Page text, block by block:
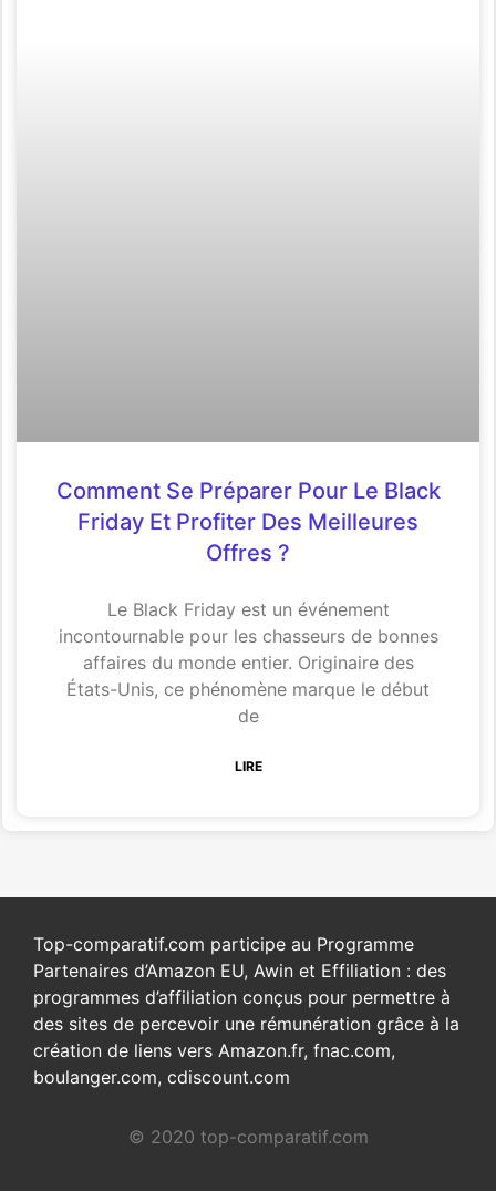
Comment Se Préparer Pour Le Black
Friday Et Profiter Des Meilleures
Offres ?
Le Black Friday est un événement
incontournable pour les chasseurs de bonnes
affaires du monde entier. Originaire des
États-Unis, ce phénomène marque le début
de
LIRE
Top-comparatif.com participe au Programme
Partenaires d’Amazon EU, Awin et Effiliation : des
programmes d’affiliation conçus pour permettre à
des sites de percevoir une rémunération grâce à la
création de liens vers Amazon.fr, fnac.com,
boulanger.com, cdiscount.com
© 2020 top-comparatif.com